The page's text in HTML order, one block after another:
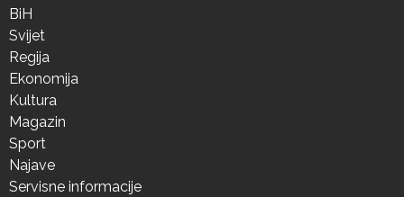
BiH
Svijet
Regija
Ekonomija
Kultura
Magazin
Sport
Najave
Servisne informacije